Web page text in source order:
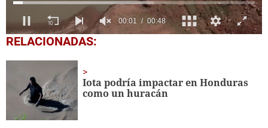
0
of
RELACIONADAS:
Iota podría impactar en Honduras
como un huracán